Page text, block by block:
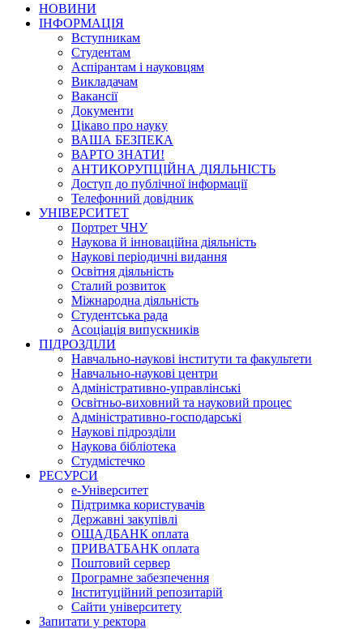
НОВИНИ
ІНФОРМАЦІЯ
Вступникам
Студентам
Аспірантам і науковцям
Викладачам
Вакансії
Документи
Цікаво про науку
ВАША БЕЗПЕКА
ВАРТО ЗНАТИ!
АНТИКОРУПЦІЙНА ДІЯЛЬНІСТЬ
Доступ до публічної інформації
Телефонний довідник
УНІВЕРСИТЕТ
Портрет ЧНУ
Наукова й інноваційна діяльність
Наукові періодичні видання
Освітня діяльність
Сталий розвиток
Міжнародна діяльність
Студентська рада
Асоціація випускників
ПІДРОЗДІЛИ
Навчально-наукові інститути та факультети
Навчально-наукові центри
Адміністративно-управлінські
Освітньо-виховний та науковий процес
Адміністративно-господарські
Наукові підрозділи
Наукова бібліотека
Студмістечко
РЕСУРСИ
е-Університет
Підтримка користувачів
Державні закупівлі
ОЩАДБАНК оплата
ПРИВАТБАНК оплата
Поштовий сервер
Програмне забезпечення
Інституційний репозитарій
Сайти університету
Запитати у ректора